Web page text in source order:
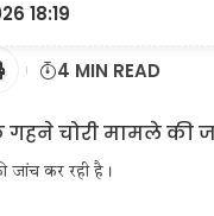
18:19
4 MIN READ
जांच कर रही है।